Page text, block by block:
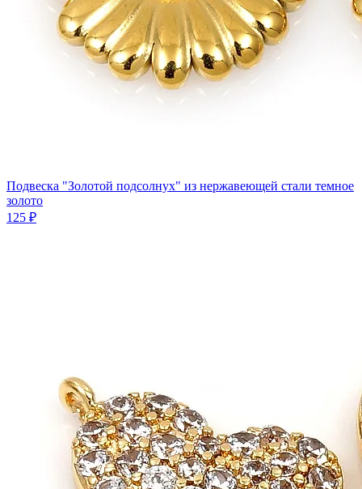
Подвеска "Золотой подсолнух" из нержавеющей стали темное
золото
125 ₽